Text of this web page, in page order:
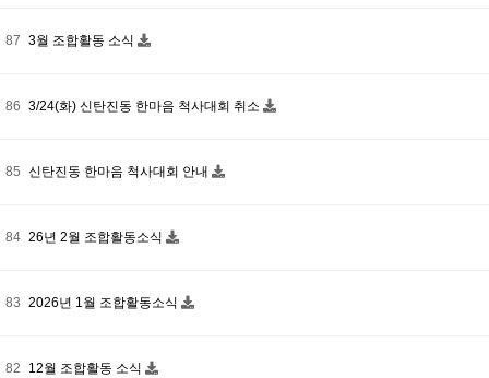
87 3월 조합활동 소식
86 3/24(화) 신탄진동 한마음 척사대회 취소
85 신탄진동 한마음 척사대회 안내
84 26년 2월 조합활동소식
83 2026년 1월 조합활동소식
82 12월 조합활동 소식